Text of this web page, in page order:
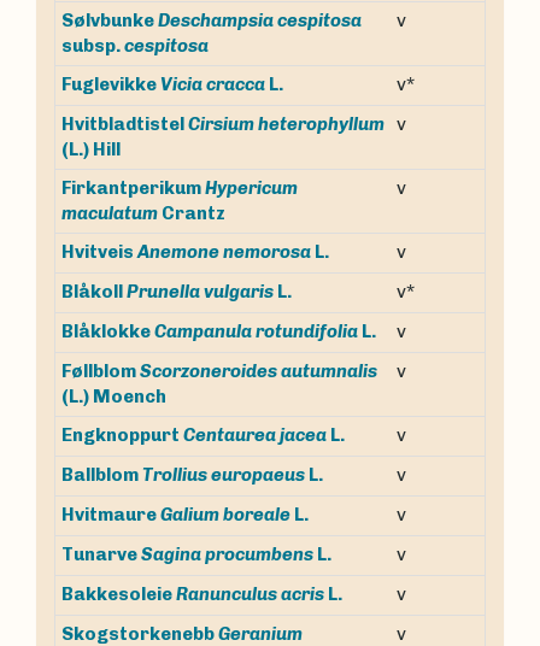
SølvbunkeDeschampsia cespitosa
subsp.cespitosa
v
FuglevikkeVicia cracca L.
v*
HvitbladtistelCirsium heterophyllum
(L.) Hill
v
FirkantperikumHypericum
maculatum Crantz
v
Hvitveis Anemone nemorosa L.
v
BlåkollPrunella vulgaris L.
v*
BlåklokkeCampanula rotundifolia L.
v
FøllblomScorzoneroides autumnalis
(L.) Moench
v
Engknoppurt Centaurea jacea L.
v
BallblomTrollius europaeus L.
v
HvitmaureGalium boreale L.
v
TunarveSagina procumbens L.
v
BakkesoleieRanunculus acris L.
v
SkogstorkenebbGeranium
v